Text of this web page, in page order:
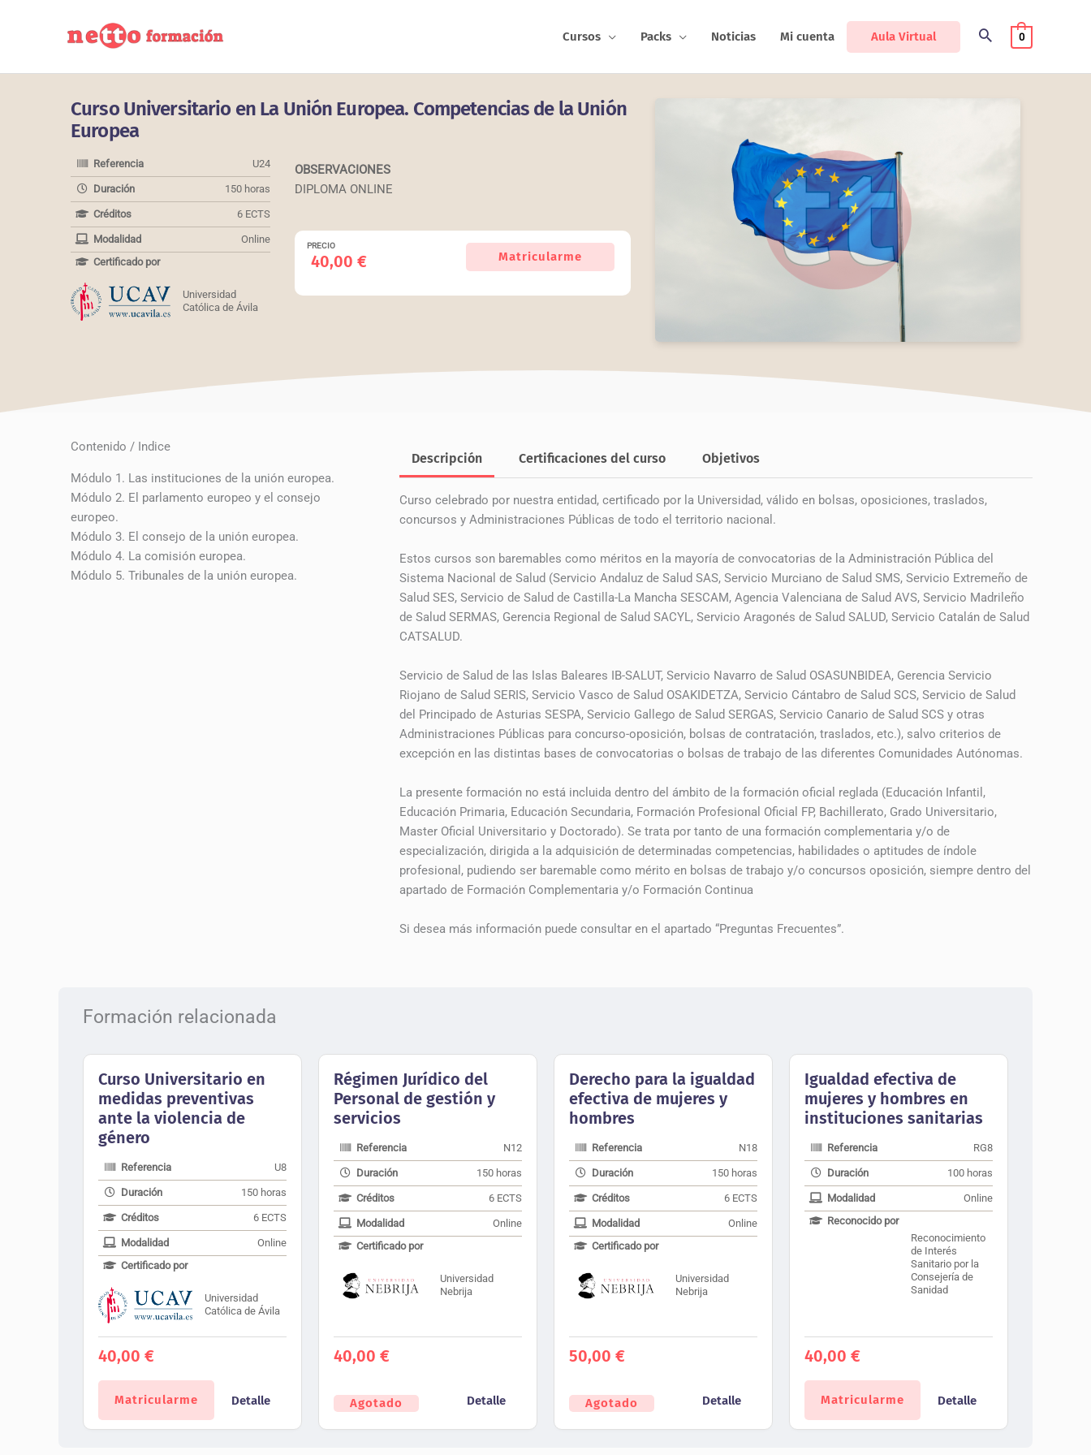
Cursos Packs Noticias Mi cuenta Aula Virtual 0
Curso Universitario en La Unión Europea. Competencias de la Unión
Europea
OBSERVACIONES
DIPLOMA ONLINE
PRECIO
40,00 €
Universitario
Competencias
cantidad
Matricularme
Referencia U24
Duración 150 horas
Créditos 6 ECTS
Modalidad
Online
Certificado por
Universidad
Católica de Ávila
Contenido / Indice
Módulo 1. Las instituciones de la unión europea.
Módulo 2. El parlamento europeo y el consejo
europeo.
Módulo 3. El consejo de la unión europea.
Módulo 4. La comisión europea.
Módulo 5. Tribunales de la unión europea.
Descripción Certificaciones del curso Objetivos
Curso celebrado por nuestra entidad, certificado por la Universidad, válido en bolsas, oposiciones, traslados,
concursos y Administraciones Públicas de todo el territorio nacional.
Estos cursos son baremables como méritos en la mayoría de convocatorias de la Administración Pública del
Sistema Nacional de Salud (Servicio Andaluz de Salud SAS, Servicio Murciano de Salud SMS, Servicio Extremeño de
Salud SES, Servicio de Salud de Castilla-La Mancha SESCAM, Agencia Valenciana de Salud AVS, Servicio Madrileño
de Salud SERMAS, Gerencia Regional de Salud SACYL, Servicio Aragonés de Salud SALUD, Servicio Catalán de Salud
CATSALUD.
Servicio de Salud de las Islas Baleares IB-SALUT, Servicio Navarro de Salud OSASUNBIDEA, Gerencia Servicio
Riojano de Salud SERIS, Servicio Vasco de Salud OSAKIDETZA, Servicio Cántabro de Salud SCS, Servicio de Salud
del Principado de Asturias SESPA, Servicio Gallego de Salud SERGAS, Servicio Canario de Salud SCS y otras
Administraciones Públicas para concurso-oposición, bolsas de contratación, traslados, etc.), salvo criterios de
excepción en las distintas bases de convocatorias o bolsas de trabajo de las diferentes Comunidades Autónomas.
La presente formación no está incluida dentro del ámbito de la formación oficial reglada (Educación Infantil,
Educación Primaria, Educación Secundaria, Formación Profesional Oficial FP, Bachillerato, Grado Universitario,
Master Oficial Universitario y Doctorado). Se trata por tanto de una formación complementaria y/o de
especialización, dirigida a la adquisición de determinadas competencias, habilidades o aptitudes de índole
profesional, pudiendo ser baremable como mérito en bolsas de trabajo y/o concursos oposición, siempre dentro del
apartado de Formación Complementaria y/o Formación Continua
Si desea más información puede consultar en el apartado “Preguntas Frecuentes”.
Formación relacionada
Curso Universitario en
medidas preventivas
ante la violencia de
género
Referencia U8
Duración 150 horas
Créditos 6 ECTS
Modalidad
Online
Certificado por
Universidad
Católica de Ávila
40,00 €
Matricularme Detalle
Régimen Jurídico del
Personal de gestión y
servicios
Referencia N12
Duración 150 horas
Créditos 6 ECTS
Modalidad
Online
Certificado por
Universidad
Nebrija
40,00 €
Agotado Detalle
Derecho para la igualdad
efectiva de mujeres y
hombres
Referencia N18
Duración 150 horas
Créditos 6 ECTS
Modalidad
Online
Certificado por
Universidad
Nebrija
50,00 €
Agotado Detalle
Igualdad efectiva de
mujeres y hombres en
instituciones sanitarias
Referencia RG8
Duración 100 horas
Modalidad
Online
Reconocido por
Reconocimiento
de Interés
Sanitario por la
Consejería de
Sanidad
40,00 €
Matricularme Detalle